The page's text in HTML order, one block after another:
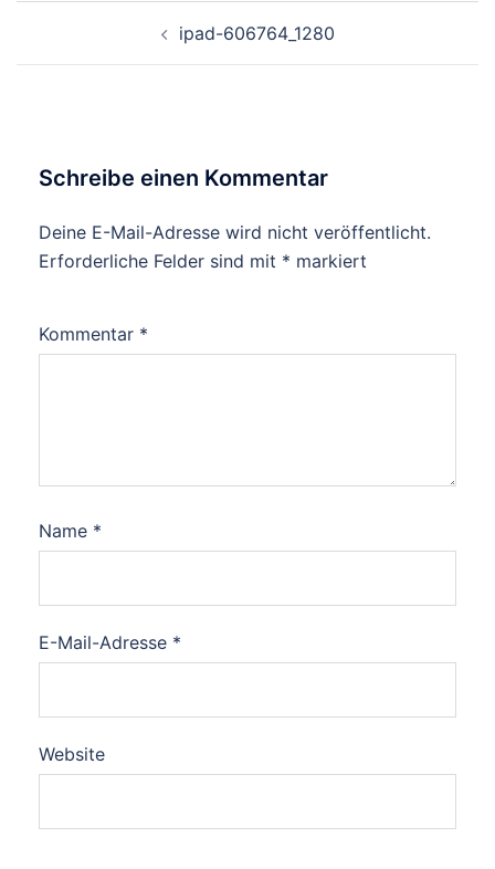
ipad-606764_1280
Schreibe einen Kommentar
Deine E-Mail-Adresse wird nicht veröffentlicht.
Erforderliche Felder sind mit * markiert
Kommentar *
Name *
E-Mail-Adresse *
Website